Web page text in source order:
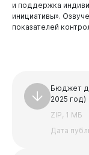
и поддержка
инициативы».
показателей
Бюджет
2025 год)
ZIP, 1 МБ
Дата